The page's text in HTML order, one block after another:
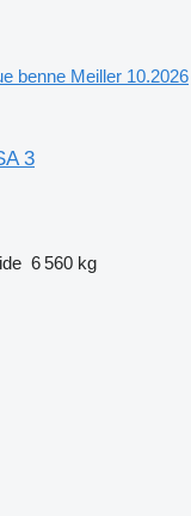
benne Meiller 10.2026
3
6 560 kg